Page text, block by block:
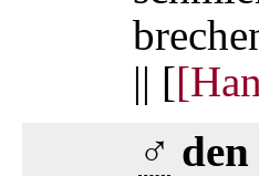
|| [
♂ den